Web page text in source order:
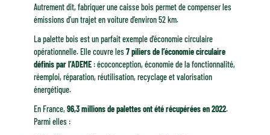
Autrement dit, fabriquer une caisse bois permet de compenser les
émissions d’un trajet en voiture d’environ 52 km.
La palette bois est un parfait exemple d’économie circulaire
opérationnelle. Elle couvre les7 piliers de l’économie circulaire
définis par l’ADEME : écoconception, économie de la fonctionnalité,
réemploi, réparation, réutilisation, recyclage et valorisation
énergétique.
En France, 96,3 millions de palettes ont été récupérées en 2022.
Parmi elles :